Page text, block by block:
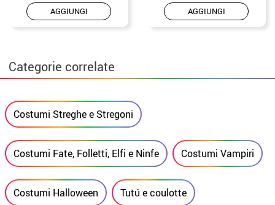
AGGIUNGI AGGIUNGI
Categorie correlate
Costumi Streghe e Stregoni
Costumi Fate, Folletti, Elfi e Ninfe Costumi Vampiri
Costumi Halloween Tutú e coulotte